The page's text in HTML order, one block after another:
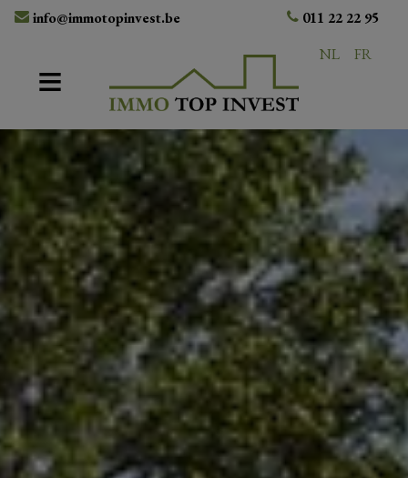
info@immotopinvest.be
011 22 22 95
NL
FR